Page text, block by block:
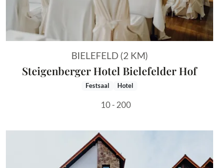
BIELEFELD (2 KM)
Steigenberger Hotel Bielefelder Hof
Festsaal Hotel
10 - 200